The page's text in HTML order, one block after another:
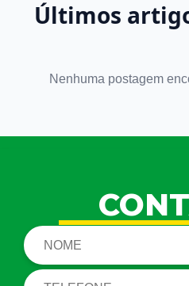
Últimos
Nenhuma postagem